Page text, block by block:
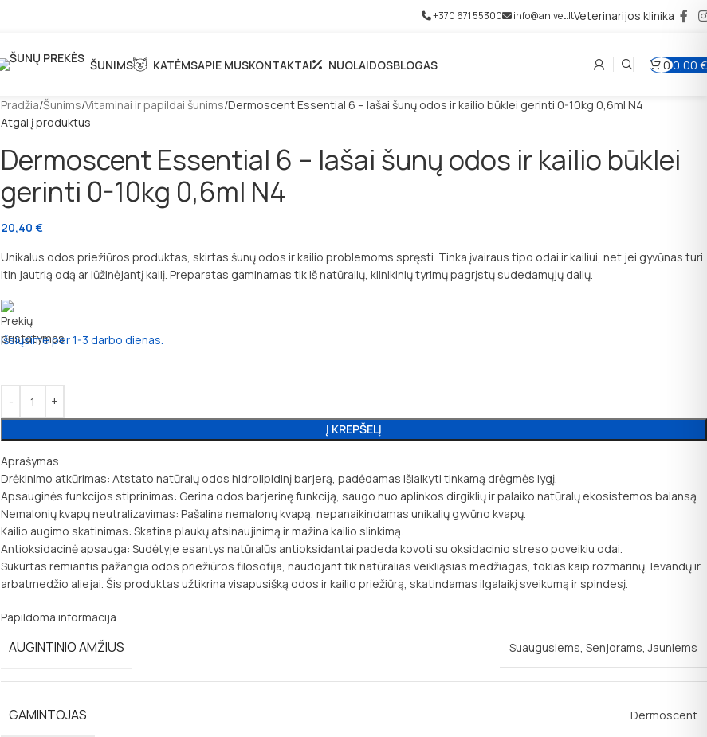
+370 671 55300 info@anivet.ltVeterinarijos klinika
ŠUNIMS KATĖMSAPIE MUSKONTAKTAI NUOLAIDOSBLOGAS 00,00 €
Pradžia Šunims Vitaminai ir papildai šunims Dermoscent Essential 6 – lašai šunų odos ir kailio būklei gerinti 0-10kg 0,6ml N4
Atgal į produktus
Dermoscent Essential 6 – lašai šunų odos ir kailio būklei
gerinti 0-10kg 0,6ml N4
20,40 €
Unikalus odos priežiūros produktas, skirtas šunų odos ir kailio problemoms spręsti. Tinka įvairaus tipo odai ir kailiui, net jei gyvūnas turi
itin jautrią odą ar lūžinėjantį kailį. Preparatas gaminamas tik iš natūralių, klinikinių tyrimų pagrįstų sudedamųjų dalių.
Išsiųsime per 1-3 darbo dienas.
Į KREPŠELĮ
Aprašymas
Drėkinimo atkūrimas: Atstato natūralų odos hidrolipidinį barjerą, padėdamas išlaikyti tinkamą drėgmės lygį.
Apsauginės funkcijos stiprinimas: Gerina odos barjerinę funkciją, saugo nuo aplinkos dirgiklių ir palaiko natūralų ekosistemos balansą.
Nemalonių kvapų neutralizavimas: Pašalina nemalonų kvapą, nepanaikindamas unikalių gyvūno kvapų.
Kailio augimo skatinimas: Skatina plaukų atsinaujinimą ir mažina kailio slinkimą.
Antioksidacinė apsauga: Sudėtyje esantys natūralūs antioksidantai padeda kovoti su oksidacinio streso poveikiu odai.
Sukurtas remiantis pažangia odos priežiūros filosofija, naudojant tik natūralias veikliąsias medžiagas, tokias kaip rozmarinų, levandų ir
arbatmedžio aliejai. Šis produktas užtikrina visapusišką odos ir kailio priežiūrą, skatindamas ilgalaikį sveikumą ir spindesį.
Papildoma informacija
AUGINTINIO AMŽIUS Suaugusiems, Senjorams,Jauniems
GAMINTOJAS Dermoscent